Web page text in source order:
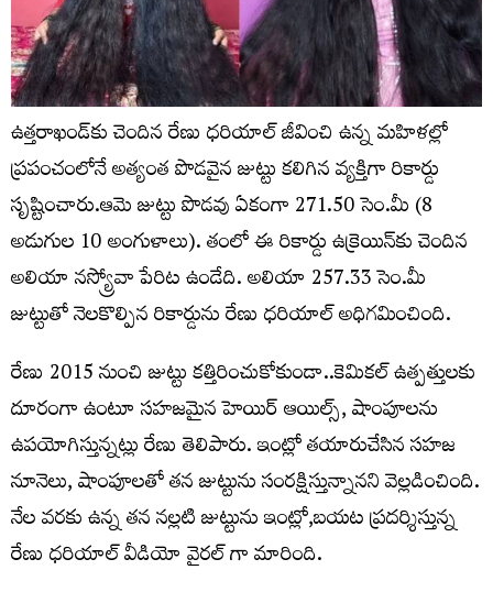
ఉత్తరాఖండ్‌కు చెందిన రేణు ధరియాల్ జీవించి ఉన్న మహిళల్లో
ప్రపంచంలోనే అత్యంత పొడవైన జుట్టు కలిగిన వ్యక్తిగా రికార్డు
సృష్టించారు.ఆమె జుట్టు పొడవు ఏకంగా 271.50 సెం.మీ (8
అడుగుల 10 అంగుళాలు). తంలో ఈ రికార్డు ఉక్రెయిన్‌కు చెందిన
అలియా నస్య్రోవా పేరిట ఉండేది. అలియా 257.33 సెం.మీ
జుట్టుతో నెలకొల్పిన రికార్డును రేణు ధరియాల్ అధిగమించింది.
రేణు 2015 నుంచి జుట్టు కత్తిరించుకోకుండా..కెమికల్ ఉత్పత్తులకు
దూరంగా ఉంటూ సహజమైన హెయిర్ ఆయిల్స్, షాంపూలను
ఉపయోగిస్తున్నట్లు రేణు తెలిపారు. ఇంట్లో తయారుచేసిన సహజ
నూనెలు, షాంపూలతో తన జుట్టును సంరక్షిస్తున్నానని వెల్లడించింది.
నేల వరకు ఉన్న తన నల్లటి జుట్టును ఇంట్లో,బయట ప్రదర్శిస్తున్న
రేణు ధరియాల్ వీడియో వైరల్ గా మారింది.